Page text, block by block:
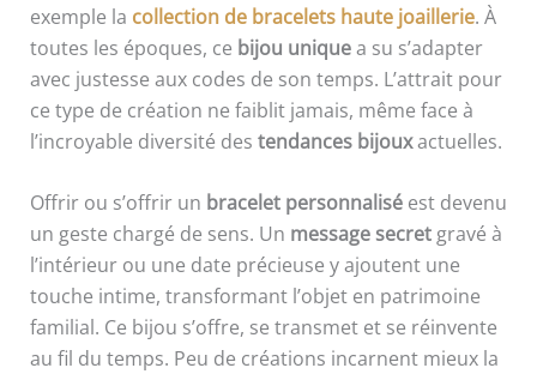
exemple la collection de bracelets haute joaillerie. À
toutes les époques, ce bijou uniquea su s’adapter
avec justesse aux codes de son temps. L’attrait pour
ce type de création ne faiblit jamais, même face à
l’incroyable diversité des tendances bijouxactuelles.
Offrir ou s’offrir un bracelet personnaliséest devenu
un geste chargé de sens. Un message secretgravé à
l’intérieur ou une date précieuse y ajoutent une
touche intime, transformant l’objet en patrimoine
familial. Ce bijou s’offre, se transmet et se réinvente
au fil du temps. Peu de créations incarnent mieux la